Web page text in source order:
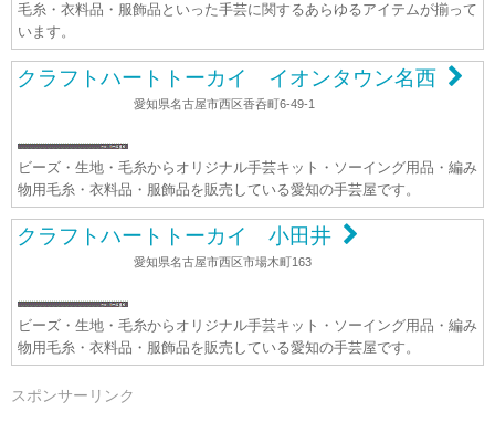
毛糸・衣料品・服飾品といった手芸に関するあらゆるアイテムが揃って
います。
クラフトハートトーカイ イオンタウン名西
愛知県名古屋市西区香呑町6-49-1
ビーズ・生地・毛糸からオリジナル手芸キット・ソーイング用品・編み
物用毛糸・衣料品・服飾品を販売している愛知の手芸屋です。
クラフトハートトーカイ 小田井
愛知県名古屋市西区市場木町163
ビーズ・生地・毛糸からオリジナル手芸キット・ソーイング用品・編み
物用毛糸・衣料品・服飾品を販売している愛知の手芸屋です。
スポンサーリンク